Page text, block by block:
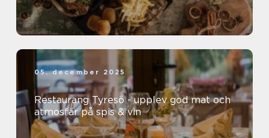
05. december 2025
Restaurang Tyresö - upplev god mat och
atmosfär på spis & vin